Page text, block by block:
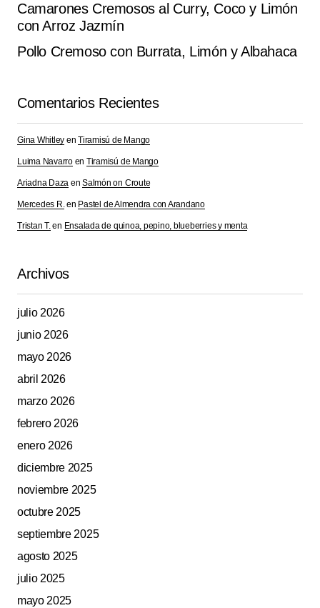
Camarones Cremosos al Curry, Coco y Limón
con Arroz Jazmín
Pollo Cremoso con Burrata, Limón y Albahaca
Comentarios Recientes
Gina Whitley enTiramisú de Mango
Luima Navarroen Tiramisú de Mango
Ariadna Daza enSalmón on Croute
Mercedes R.en Pastel de Almendra con Arandano
Tristan T.en Ensalada de quinoa, pepino, blueberries y menta
Archivos
julio 2026
junio 2026
mayo 2026
abril 2026
marzo 2026
febrero 2026
enero 2026
diciembre 2025
noviembre 2025
octubre 2025
septiembre 2025
agosto 2025
julio 2025
mayo 2025